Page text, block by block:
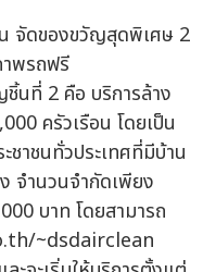
ชิ้นที่ 2 คือ บริการล้าง
ครัวเรือน โดยเป็น
ชาชนทั่วประเทศที่มีบ้าน
จำนวนจำกัดเพียง
บาท โดยสามารถ
~dsdairclean